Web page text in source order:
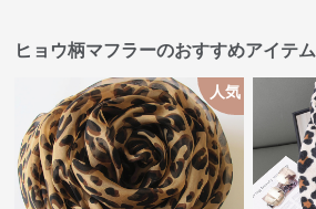
ヒョウ柄マフラーのおすすめアイテム
人気